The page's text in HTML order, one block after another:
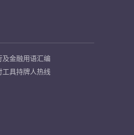
及金融用语汇编
工具持牌人热线